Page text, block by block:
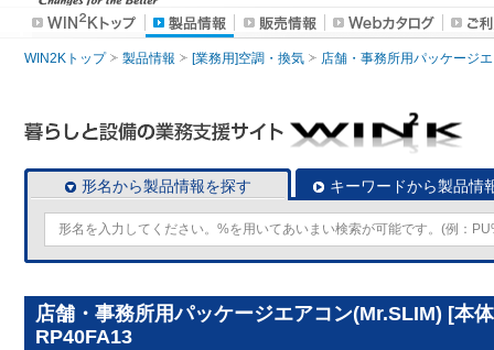
WIN2Kトップ 製品情報 [業務用]空調・換気 店舗・事務所用パッケージ
形名から製品情報を探す キーワードから製品情
店舗・事務所用パッケージエアコン(Mr.SLIM) [本
RP40FA13